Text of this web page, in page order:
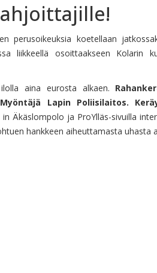
perusoikeuksia koetellaan
liikkeellä osoittaakseen Kolarin
aina eurosta alkaen.
Myöntäjä Lapin Poliisilaitos.
Äkäslompolo ja ProYlläs-sivuilla
hankkeen aiheuttamasta uhasta